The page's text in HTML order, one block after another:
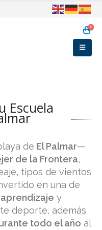
0
Escuela
de El Palmar—
de la Frontera,
tipos de vientos
en una de
y
deporte, además
todo el año al